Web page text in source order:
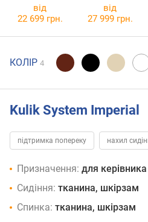
Ergochair Deep
від
22 699 грн.
від
27 999 грн.
КОЛІР 4
Kulik System Imperial
підтримка попереку нахил
Призначення: для керівника
Сидіння: тканина, шкірзам
Спинка: тканина, шкірзам